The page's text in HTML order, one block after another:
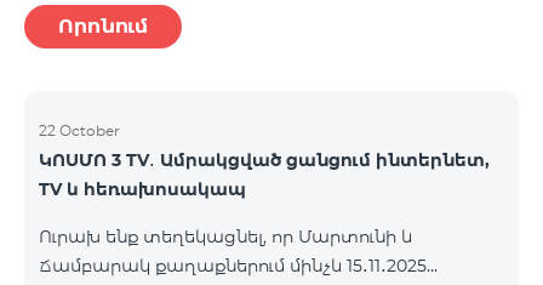
Որոնում
22 October
ԿՈՍՄՈ 3 TV․ Ամրակցված ցանցում ինտերնետ,
TV և հեռախոսակապ
Ուրախ ենք տեղեկացնել, որ Մարտունի և
Ճամբարակ քաղաքներում մինչև 15․11․2025